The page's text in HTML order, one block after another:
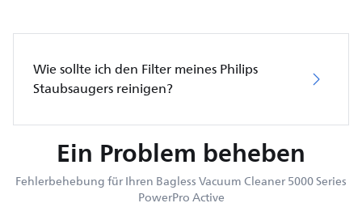
Wie sollte ich den Filter meines Philips
Staubsaugers reinigen?
Ein Problem beheben
Fehlerbehebung für Ihren Bagless Vacuum Cleaner 5000 Series
PowerPro Active